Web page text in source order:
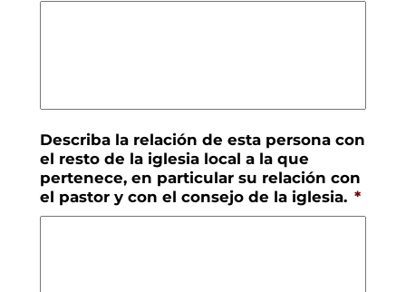
Describa la relación de esta persona con
el resto de la iglesia local a la que
pertenece, en particular su relación con
el pastor y con el consejo de la iglesia. *